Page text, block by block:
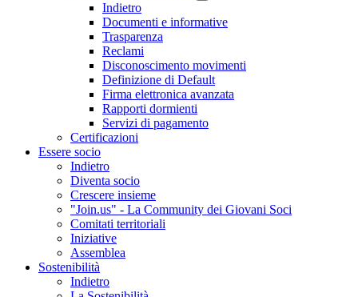
Indietro
Documenti e informative
Trasparenza
Reclami
Disconoscimento movimenti
Definizione di Default
Firma elettronica avanzata
Rapporti dormienti
Servizi di pagamento
Certificazioni
Essere socio
Indietro
Diventa socio
Crescere insieme
"Join.us" - La Community dei Giovani Soci
Comitati territoriali
Iniziative
Assemblea
Sostenibilità
Indietro